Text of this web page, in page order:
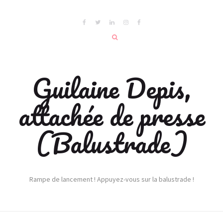
Guilaine Depis,
attachée de presse
(Balustrade)
Rampe de lancement ! Appuyez-vous sur la balustrade !